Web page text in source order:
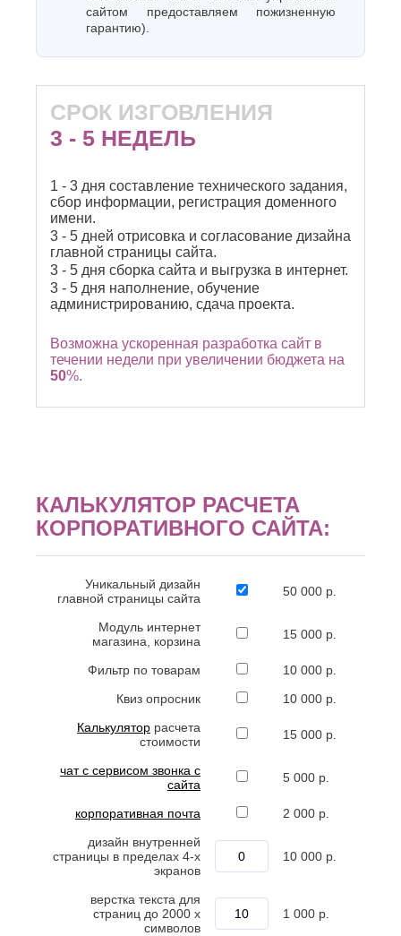
сайтом предоставляем пожизненную
гарантию).
СРОК ИЗГОВЛЕНИЯ
3 - 5 НЕДЕЛЬ
1 - 3 дня составление технического задания,
сбор информации, регистрация доменного
имени.
3 - 5 дней отрисовка и согласование дизайна
главной страницы сайта.
3 - 5 дня сборка сайта и выгрузка в интернет.
3 - 5 дня наполнение, обучение
администрированию, сдача проекта.
Возможна ускоренная разработка сайт в
течении недели при увеличении бюджета на
50%.
КАЛЬКУЛЯТОР РАСЧЕТА
КОРПОРАТИВНОГО САЙТА:
Уникальный дизайн
главной страницы сайта
50 000 р.
Модуль интернет
магазина, корзина
15 000 р.
Фильтр по товарам
10 000 р.
Квиз опросник
10 000 р.
Калькулятор расчета
стоимости
15 000 р.
чат с сервисом звонка с
сайта
5 000 р.
корпоративная почта
2 000 р.
дизайн внутренней
страницы в пределах 4-х
экранов
10 000 р.
верстка текста для
страниц до 2000 х
символов
1 000 р.